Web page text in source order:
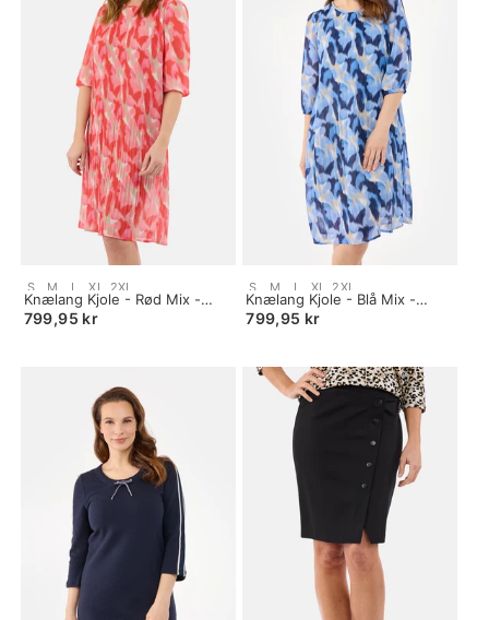
Knælang Kjole - Rød Mix -
Plisseret
799,95 kr
Size:
S
selected
S M L XL 2XL
Knælang Kjole - Blå Mix -
Plisseret
799,95 kr
Size:
S
selected
S M L XL 2XL